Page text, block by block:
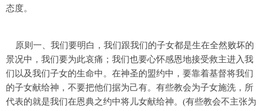
态度。
原则一、我们要明白，我们跟我们的子女都是生在全然败坏的
景况中，我们要为此哀痛；我们也要心怀感恩地接受救主进入我
们以及我们子女的生命中。在神圣的盟约中，要靠着基督将我们
的子女献给神，不要把他们据为己有。有些教会为子女施洗，所
代表的就是我们在恩典之约中将儿女献给神。(有些教会不主张为